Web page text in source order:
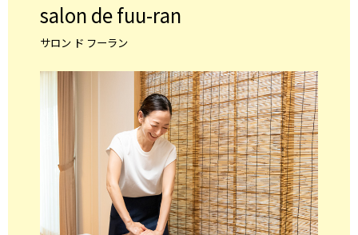
salon de fuu-ran
サロン ド フーラン